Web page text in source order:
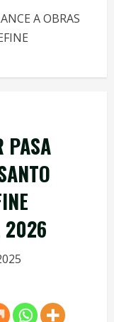
A OBRAS
PASA
2026